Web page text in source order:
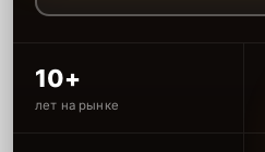
10+
лет на рынке